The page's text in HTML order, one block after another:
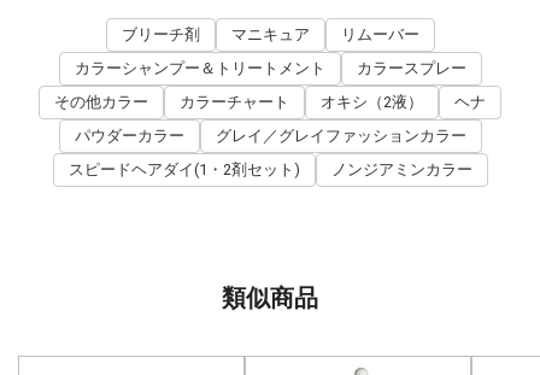
ブリーチ剤 マニキュア
リムーバー
カラーシャンプー＆トリートメント
カラースプレー
その他カラー
カラーチャート オキシ（2液）
ヘナ
パウダーカラー
グレイ／グレイファッションカラー
スピードヘアダイ(1・2剤セット)
ノンジアミンカラー
類似商品